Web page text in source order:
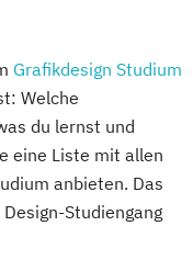
Grafikdesign Studium
Welche
du lernst und
eine Liste mit allen
anbieten. Das
Studiengang